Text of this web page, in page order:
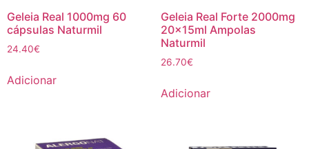
Geleia Real 1000mg 60
cápsulas Naturmil
24.40€
Adicionar
Geleia Real Forte 2000mg
20x15ml Ampolas
Naturmil
26.70€
Adicionar